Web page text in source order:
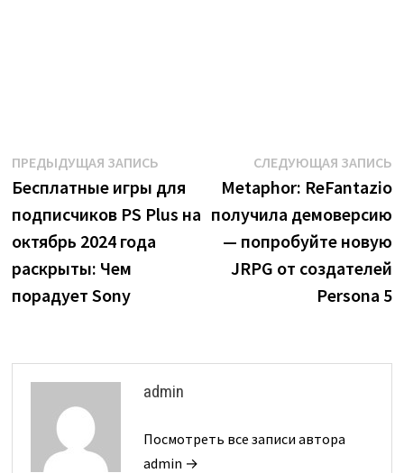
Навигация
по
записям
ПРЕДЫДУЩАЯ ЗАПИСЬПредыдущая
запись:
Бесплатные игры для
подписчиков PS Plus на
октябрь 2024 года
раскрыты: Чем
порадует Sony
СЛЕДУЮЩАЯ ЗАПИСЬ
Metaphor: ReFantazio
получила демоверсию
— попробуйте новую
JRPG от создателей
Persona 5
admin
Посмотреть все записи автора
admin →